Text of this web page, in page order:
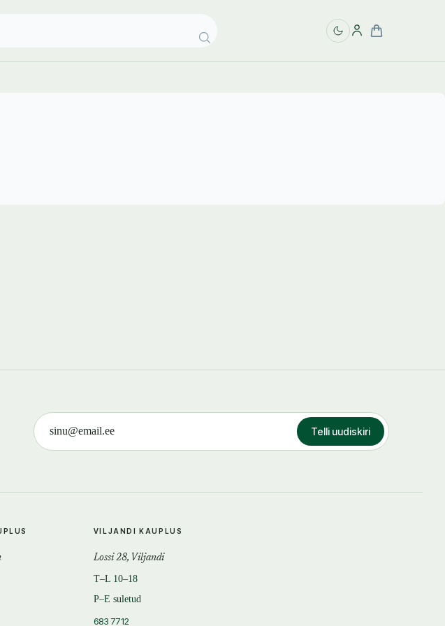
Telli uudiskiri
VILJANDI KAUPLUS
Lossi 28, Viljandi
T–L 10–18
P–E suletud
683 7712